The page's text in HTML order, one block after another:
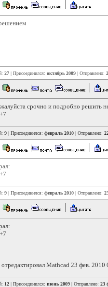
27 | Присоединился: октябрь 2009 | Отправлено:
срочно и подробно решить
9 | Присоединился: февраль 2010 | Отправлено:
9 | Присоединился: февраль 2010 | Отправлено:
Mathcad 23 фев. 2010
12 | Присоединился: июнь 2009 | Отправлено: 23